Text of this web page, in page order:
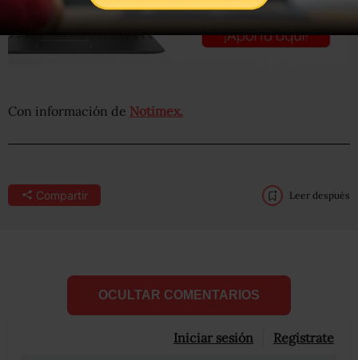
Con información de Notimex.
Compartir Leer después
OCULTAR COMENTARIOS
Iniciar sesión Registrate